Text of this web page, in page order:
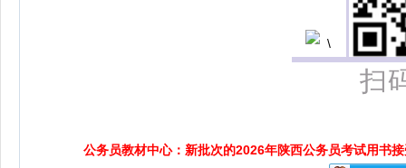
扫
公务员教材中心：新批次的2026年陕西公务员考试用书